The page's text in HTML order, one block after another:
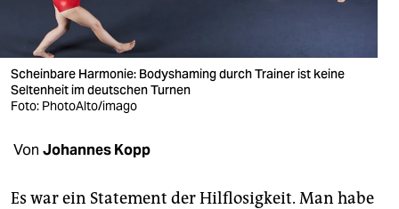
verlag
verlag
veranstaltungen
Scheinbare Harmonie: Bodyshaming durch Trainer ist keine
Seltenheit im deutschen Turnen
Foto: PhotoAlto/imago
Von Johannes Kopp
Es war ein Statement der Hilflosigkeit. Man habe